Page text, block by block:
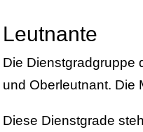
Leutnante
Die Dienstgradgruppe
und Oberleutnant. Die
Diese Dienstgrade